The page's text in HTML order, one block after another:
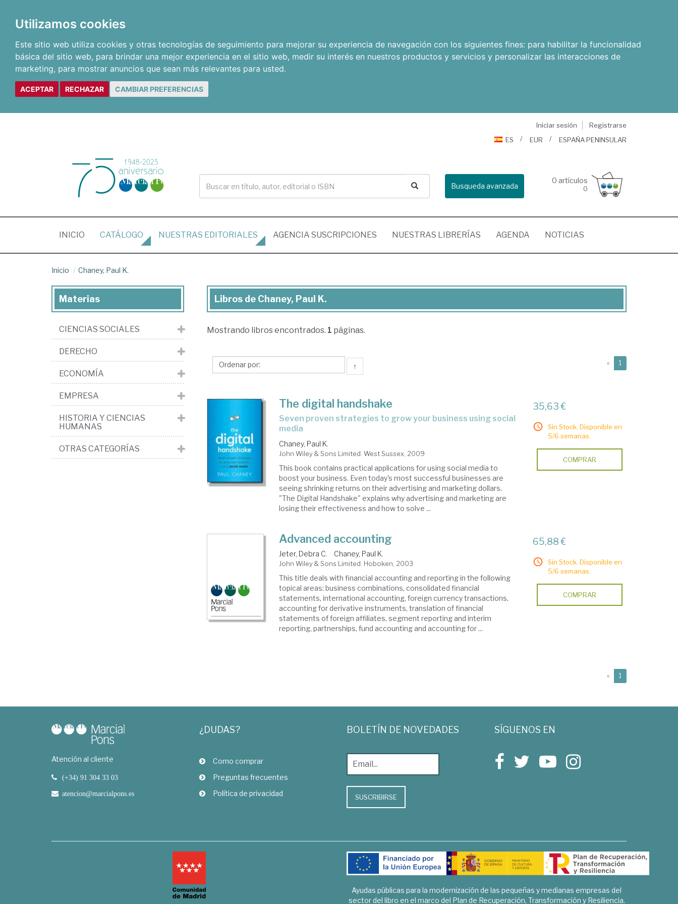
Utilizamos cookies
Este sitio web utiliza cookies y otras tecnologías de seguimiento para mejorar su experiencia de navegación con los siguientes fines: para habilitar la funcionalidad
básica del sitio web, para brindar una mejor experiencia en el sitio web, medir su interés en nuestros productos y servicios y personalizar las interacciones de
marketing, para mostrar anuncios que sean más relevantes para usted.
ACEPTAR RECHAZAR CAMBIAR PREFERENCIAS
Iniciar sesión
Registrarse
ES
EUR ESPAÑA PENINSULAR
Busqueda avanzada
0 artículos
0
INICIO (CURRENT)
CATÁLOGO NUESTRAS EDITORIALES AGENCIA SUSCRIPCIONES NUESTRAS LIBRERÍAS AGENDA NOTICIAS
Inicio Chaney, Paul K.
Libros
Chaney,
Libros de Chaney, Paul K.
Mostrando libros encontrados. 1 páginas.
↑ « 1
The digital handshake
seven proven strategies to grow your business using social
media
Chaney, Paul K.
John Wiley & Sons Limited. West Sussex, 2009
This book contains practical applications for using social media to
boost your business. Even today's most successful businesses are
seeing shrinking returns on their advertising and marketing dollars.
"The Digital Handshake" explains why advertising and marketing are
losing their effectiveness and how to solve ...
35,63 €
Sin Stock. Disponible en
5/6 semanas.
COMPRAR
Advanced accounting
Jeter, Debra C. Chaney, Paul K.
John Wiley & Sons Limited. Hoboken, 2003
This title deals with financial accounting and reporting in the following
topical areas: business combinations, consolidated financial
statements, international accounting, foreign currency transactions,
accounting for derivative instruments, translation of financial
statements of foreign affiliates, segment reporting and interim
reporting, partnerships, fund accounting and accounting for ...
65,88 €
Sin Stock. Disponible en
5/6 semanas.
COMPRAR
« 1
Materias
CIENCIAS SOCIALES
DERECHO
ECONOMÍA
EMPRESA
HISTORIA Y CIENCIAS
HUMANAS
OTRAS CATEGORÍAS
Atención al cliente
(+34) 91 304 33 03
atencion@marcialpons.es
¿DUDAS?
Como comprar
Preguntas frecuentes
Política de privacidad
BOLETÍN DE NOVEDADES
SUSCRIBIRSE
SÍGUENOS EN
Ayudas públicas para la modernización de las pequeñas y medianas empresas del
sector del libro en el marco del Plan de Recuperación, Transformación y Resiliencia.